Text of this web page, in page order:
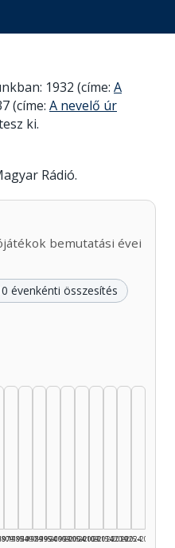
1932 (címe: A
(címe: A nevelő úr
ki.
Rádió.
bemutatási évei
évenkénti összesítés
1985–1989
1990–1994
1995–1999
2000–2004
2005–2009
2010–2014
2015–2019
2020–2024
2025–2026